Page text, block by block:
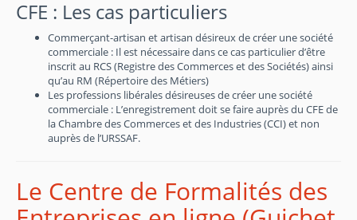
CFE : Les cas particuliers
Commerçant-artisan et artisan désireux de créer une société
commerciale : Il est nécessaire dans ce cas particulier d’être
inscrit au RCS (Registre des Commerces et des Sociétés) ainsi
qu’au RM (Répertoire des Métiers)
Les professions libérales désireuses de créer une société
commerciale : L’enregistrement doit se faire auprès du CFE de
la Chambre des Commerces et des Industries (CCI) et non
auprès de l’URSSAF.
Le Centre de Formalités des